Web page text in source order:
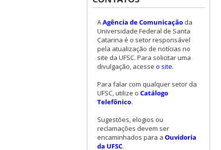
AAgência de Comunicaçãoda
Universidade Federal de Santa
Catarina é o setor responsável
pela atualização de notícias no
site da UFSC. Para solicitar uma
divulgação, acesse o site.
Para falar com qualquer setor da
UFSC, utilize o Catálogo
Telefônico.
Sugestões, elogios ou
reclamações devem ser
encaminhados para a Ouvidoria
da UFSC.